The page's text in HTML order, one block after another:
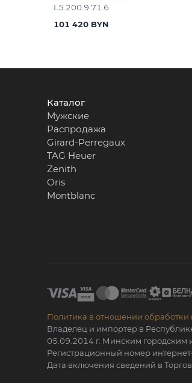
L5.200.9.71.6
101 420 BYN
Каталог
Мужские
Распродажа
Girard-Perregaux
TAG Heuer
Zenith
Oris
Montblanc
Политика в отношении обработки
Владелец и импортер в
05.09.2014 г. Минским
Регистрационный номер
Дата включения сведений в